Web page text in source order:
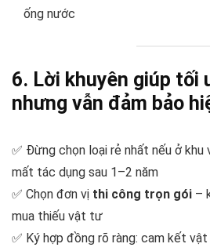
ống nước
6. Lời khuyên giúp tối
nhưng vẫn đảm bảo
✅ Đừng chọn loại rẻ nhất nếu ở
mất tác dụng sau 1–2 năm
✅ Chọn đơn vị thi công trọn gói –
mua thiếu vật tư
✅ Ký hợp đồng rõ ràng: cam kết vật